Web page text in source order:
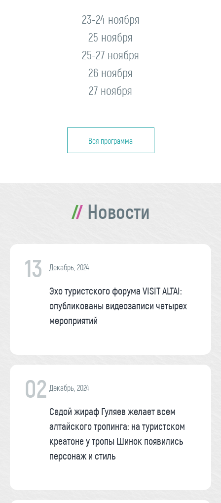
23-24 ноября
25 ноября
25-27 ноября
26 ноября
27 ноября
Вся программа
Новости
13 Декабрь, 2024
Эхо туристского форума VISIT ALTAI:
опубликованы видеозаписи четырех
мероприятий
02 Декабрь, 2024
Седой жираф Гуляев желает всем
алтайского тропинга: на туристском
креатоне у тропы Шинок появились
персонаж и стиль